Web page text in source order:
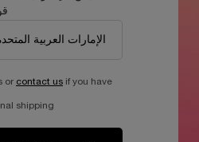
or contact us if you have
shipping.